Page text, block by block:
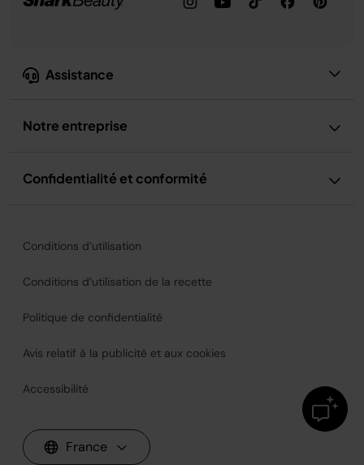
Assistance
Notre entreprise
Confidentialité et conformité
Conditions d’utilisation
Conditions d’utilisation de la recette
Politique de confidentialité
Avis relatif à la publicité et aux cookies
Accessibilité
France